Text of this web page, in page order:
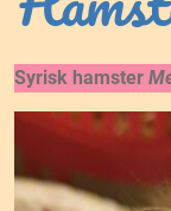
Syrisk hamster